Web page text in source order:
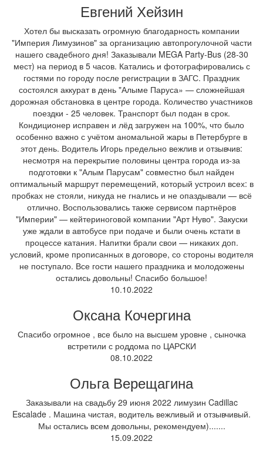
Евгений Хейзин
Хотел бы высказать огромную благодарность компании
"Империя Лимузинов" за организацию автопрогулочной части
нашего свадебного дня! Заказывали MEGA Party-Bus (28-30
мест) на период в 5 часов. Катались и фотографировались с
гостями по городу после регистрации в ЗАГС. Праздник
состоялся аккурат в день "Алыме Паруса» — сложнейшая
дорожная обстановка в центре города. Количество участников
поездки - 25 человек. Транспорт был подан в срок.
Кондиционер исправен и лёд загружен на 100%, что было
особенно важно с учётом аномальной жары в Петербурге в
этот день. Водитель Игорь предельно вежлив и отзывчив:
несмотря на перекрытие половины центра города из-за
подготовки к "Алым Парусам" совместно был найден
оптимальный маршрут перемещений, который устроил всех: в
пробках не стояли, никуда не гнались и не опаздывали — всё
отлично. Воспользовались также сервисом партнёров
"Империи" — кейтериноговой компании "Арт Нуво". Закуски
уже ждали в автобусе при подаче и были очень кстати в
процессе катания. Напитки брали свои — никаких доп.
условий, кроме прописанных в договоре, со стороны водителя
не поступало. Все гости нашего праздника и молодожены
остались довольны! Спасибо большое!
10.10.2022
Оксана Кочергина
Спасибо огромное , все было на высшем уровне , сыночка
встретили с роддома по ЦАРСКИ
08.10.2022
Ольга Верещагина
Заказывали на свадьбу 29 июня 2022 лимузин Cadillac
Escalade . Машина чистая, водитель вежливый и отзывчивый.
Мы остались всем довольны, рекомендуем).......
15.09.2022